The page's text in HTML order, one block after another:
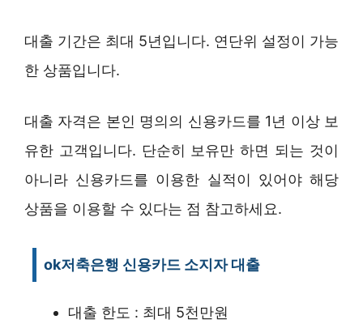
대출 기간은 최대 5년입니다. 연단위 설정이 가능
한 상품입니다.
대출 자격은 본인 명의의 신용카드를 1년 이상 보
유한 고객입니다. 단순히 보유만 하면 되는 것이
아니라 신용카드를 이용한 실적이 있어야 해당
상품을 이용할 수 있다는 점 참고하세요.
ok저축은행 신용카드 소지자 대출
대출 한도 : 최대 5천만원